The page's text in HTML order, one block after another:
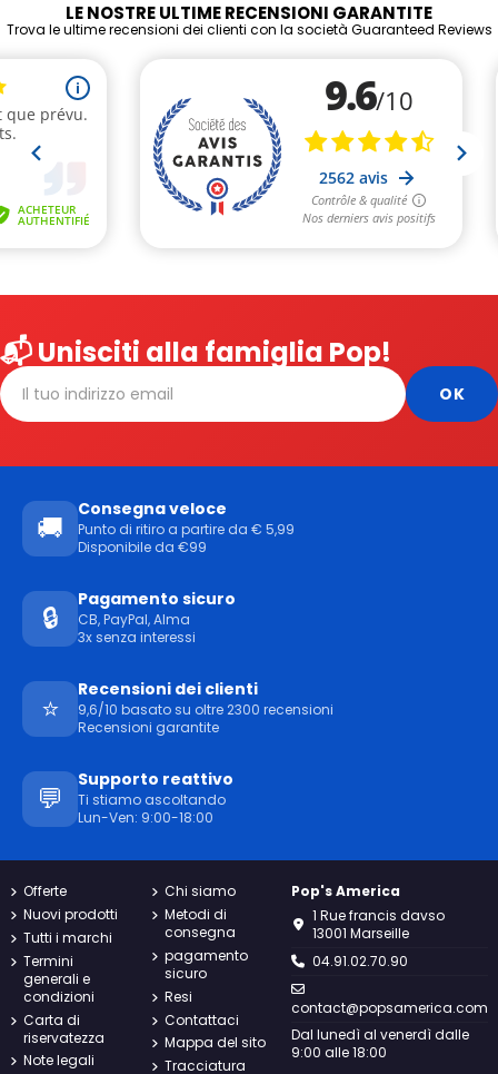
LE NOSTRE ULTIME RECENSIONI GARANTITE
Trova le ultime recensioni dei clienti con la società Guaranteed Reviews
📬 Unisciti alla famiglia Pop!
🚚
Consegna veloce
Punto di ritiro a partire da € 5,99
Disponibile da €99
🔒
Pagamento sicuro
CB, PayPal, Alma
3x senza interessi
⭐
Recensioni dei clienti
9,6/10 basato su oltre 2300 recensioni
Recensioni garantite
💬
Supporto reattivo
Ti stiamo ascoltando
Lun-Ven: 9:00-18:00
Offerte
Nuovi prodotti
Tutti i marchi
Termini
generali e
condizioni
Carta di
riservatezza
Note legali
Chi siamo
Metodi di
consegna
pagamento
sicuro
Resi
Contattaci
Mappa del sito
Tracciatura
Pop's America
1 Rue francis davso
13001 Marseille
04.91.02.70.90
contact@popsamerica.com
Dal lunedì al venerdì dalle
9:00 alle 18:00